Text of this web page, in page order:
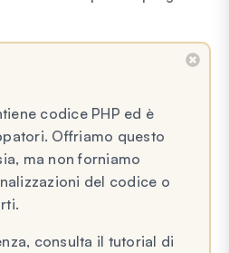
codice PHP ed è
Offriamo questo
ma non forniamo
del codice o
consulta il tutorial di